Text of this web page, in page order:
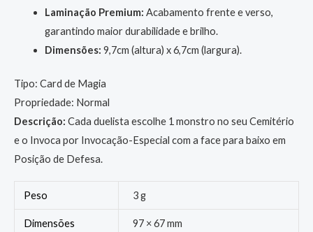
Laminação Premium: Acabamento frente e verso,
garantindo maior durabilidade e brilho.
Dimensões: 9,7cm (altura) x 6,7cm (largura).
Tipo: Card de Magia
Propriedade: Normal
Descrição: Cada duelista escolhe 1 monstro no seu Cemitério
e o Invoca por Invocação-Especial com a face para baixo em
Posição de Defesa.
Peso 3 g
Dimensões 97 × 67 mm